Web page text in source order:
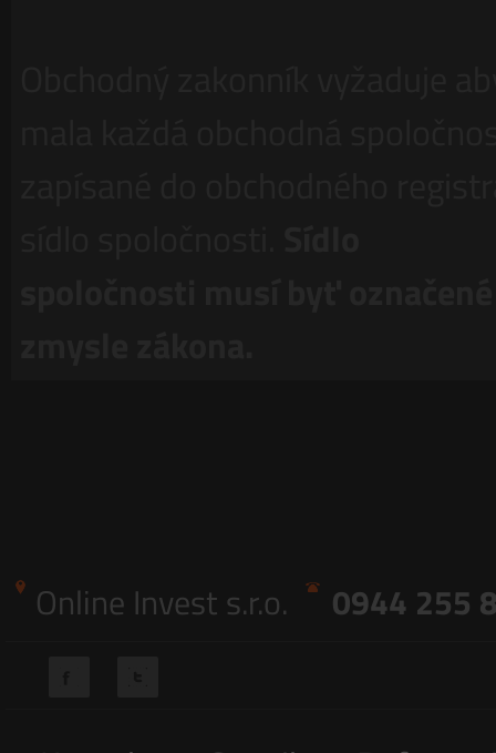
Online Invest s.r.o. 0944 255